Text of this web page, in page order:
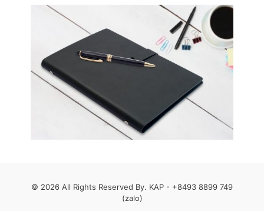
© 2026 All Rights Reserved By. KAP - +8493 8899 749
(zalo)